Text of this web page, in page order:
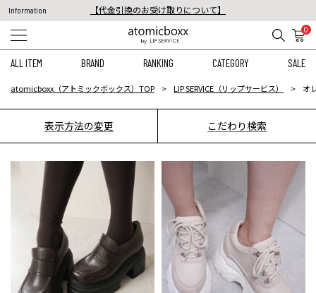
Information
【代金引換のお受け取りについて】
税込11,000円以上のご注文で送料無料！
0
ALL ITEM BRAND RANKING CATEGORY SALE
atomicboxx（アトミックボックス）TOP LIP SERVICE（リップサービス） オ
表示方法の変更 こだわり検索